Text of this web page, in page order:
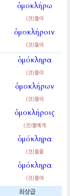
ὁμοκλήρω
(것)들이
ὁμοκλήροιν
(것)들의
ὁμόκληρα
(것)들이
ὁμοκλήρων
(것)들의
ὁμοκλήροις
(것)들에게
ὁμόκληρα
(것)들을
ὁμόκληρα
(것)들아
최상급